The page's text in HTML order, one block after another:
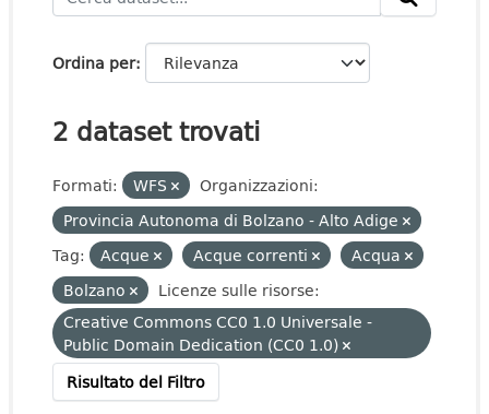
Ordina per
2 dataset trovati
Formati: WFS
Organizzazioni:
Provincia Autonoma di Bolzano - Alto Adige
Tag:
Acque Acque correnti
Acqua
Bolzano
Licenze sulle risorse:
Creative Commons CC0 1.0 Universale -
Public Domain Dedication (CC0 1.0)
Risultato del Filtro